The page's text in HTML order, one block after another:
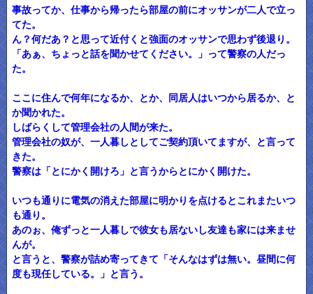
事故ってか、仕事から帰ったら部屋の前にオッサンが二人で立っ
てた。
ん？何だあ？と思って近付くと強面のオッサンで思わず後退り。
「あぁ、ちょっと話を聞かせてください。」って警察の人だっ
た。
ここに住んで何年になるか、とか、同居人はいつから居るか、と
か聞かれた。
しばらくして管理会社の人間が来た。
管理会社の奴が、一人暮しとしてご契約頂いてますが、と言って
きた。
警察は「とにかく開けろ」と言うからとにかく開けた。
いつも通りに電気の消えた部屋に明かりを点けるとこれまたいつ
も通り。
あのぉ、俺ずっと一人暮しで彼女も居ないし友達も家には来ませ
んが。
と言うと、警察が詰め寄ってきて「そんなはずは無い。昼間に何
度も現任している。」と言う。